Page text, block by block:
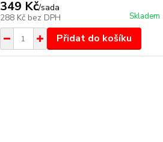
349 Kč/sada
288 Kč bez DPH Skladem
Přidat do košíku